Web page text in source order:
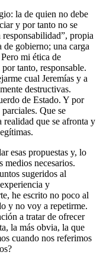
la de quien no debe
y por tanto no se
propia
gobierno; una carga
mi ética de
tanto, responsable.
cual Jeremías y a
destructivas.
de Estado. Y por
parciales. Que se
realidad que se afronta y
esas propuestas y, lo
medios necesarios.
sugeridos al
y
he escrito no poco al
y no voy a repetirme.
a tratar de ofrecer
la más obvia, la que
cuando nos referimos